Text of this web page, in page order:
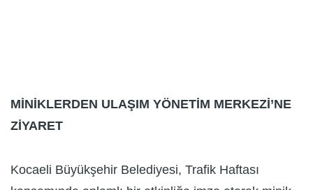
MİNİKLERDEN ULAŞIM YÖNETİM MERKEZİ’NE
ZİYARET
Kocaeli Büyükşehir Belediyesi, Trafik Haftası